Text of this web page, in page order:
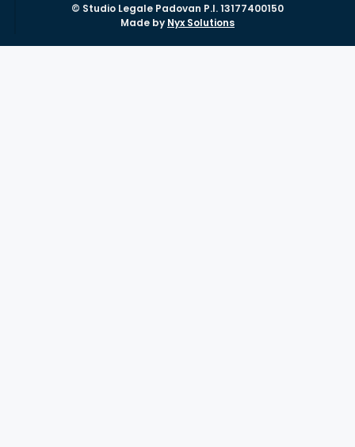
© Studio Legale Padovan P.I. 13177400150
Made by Nyx Solutions